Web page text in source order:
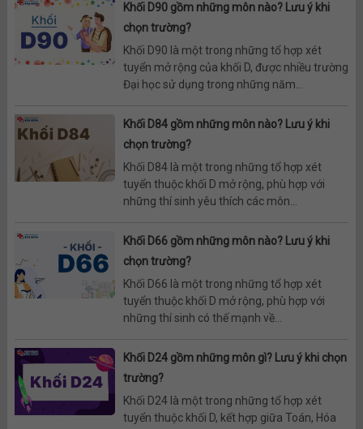
Khối D90 gồm những môn nào? Lưu ý khi
chọn trường?
Khối D90 là một trong những tổ hợp xét
tuyển mở rộng của khối D, được nhiều trường
Đại học sử dụng trong những năm...
Khối D84 gồm những môn nào? Lưu ý khi
chọn trường?
Khối D84 là một trong những tổ hợp xét
tuyển thuộc khối D mở rộng, phù hợp với
những thí sinh yêu thích các môn...
Khối D66 gồm những môn nào? Lưu ý khi
chọn trường?
Khối D66 là một trong những tổ hợp xét
tuyển thuộc khối D mở rộng, phù hợp với
những thí sinh có thế mạnh về...
Khối D24 gồm những môn gì? Lưu ý khi chọn
trường?
Khối D24 là một trong những tổ hợp xét
tuyển thuộc khối D, kết hợp giữa Toán, Hóa